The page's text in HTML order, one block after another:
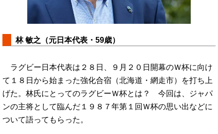
林 敏之（元日本代表・59歳）
ラグビー日本代表は２８日、９月２０日開幕のＷ杯に向け
て１８日から始まった強化合宿（北海道・網走市）を打ち上
げた。林氏にとってのラグビーＷ杯とは？ 今回は、ジャパ
ンの主将として臨んだ１９８７年第１回Ｗ杯の思い出などに
ついて語ってもらった。